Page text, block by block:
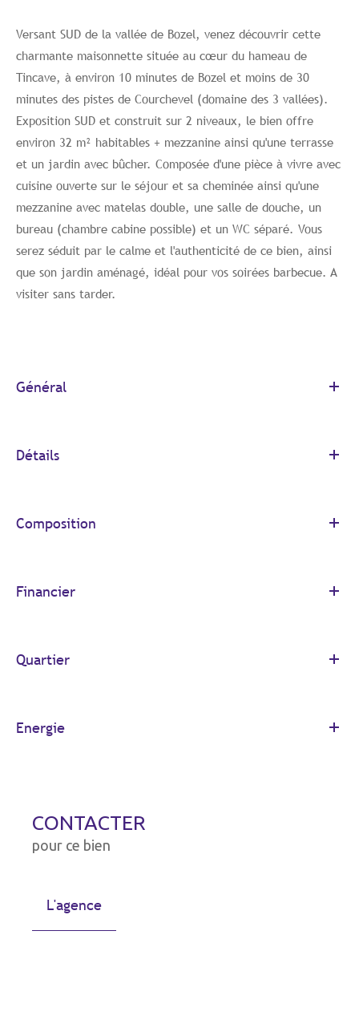
Versant SUD de la vallée de Bozel, venez découvrir cette
charmante maisonnette située au cœur du hameau de
Tincave, à environ 10 minutes de Bozel et moins de 30
minutes des pistes de Courchevel (domaine des 3 vallées).
Exposition SUD et construit sur 2 niveaux, le bien offre
environ 32 m² habitables + mezzanine ainsi qu'une terrasse
et un jardin avec bûcher. Composée d'une pièce à vivre avec
cuisine ouverte sur le séjour et sa cheminée ainsi qu'une
mezzanine avec matelas double, une salle de douche, un
bureau (chambre cabine possible) et un WC séparé. Vous
serez séduit par le calme et l'authenticité de ce bien, ainsi
que son jardin aménagé, idéal pour vos soirées barbecue. A
visiter sans tarder.
Général
Détails
Composition
Financier
Quartier
Energie
CONTACTER
pour ce bien
L'agence